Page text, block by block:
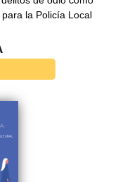
la Policía Local